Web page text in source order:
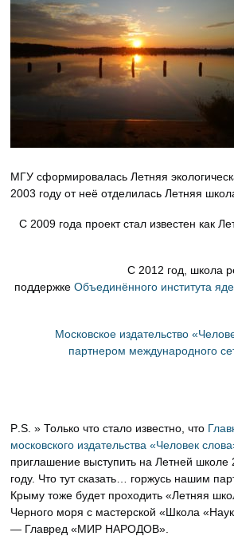
МГУ сформировалась Летняя
2003 году от неё отделилась Летняя
С 2009 года проект стал известен как
С 2012 год, школа
поддержке Объединённого института
Московское издательство
партнером международного
P .S . » Только что стало известно, что
московского издательства «Человек
приглашение выступить на Летней
году. Что тут сказать… горжусь нашим
Крыму тоже будет проходить «Летняя
Черного моря с мастерской «Школа
— Главред «МИР НАРОДОВ».